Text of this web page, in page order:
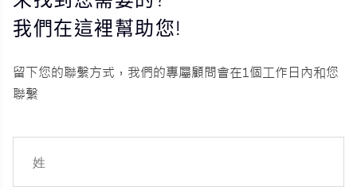
我們在這裡幫助您!
留下您的聯繫方式，我們的專屬顧問會在1個工作日內和您
聯繫